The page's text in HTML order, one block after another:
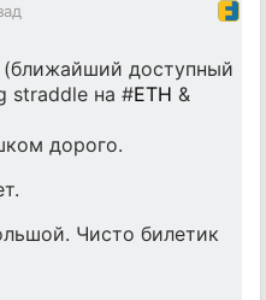
доступный
straddle на #ETH &
дорого.
Чисто билетик